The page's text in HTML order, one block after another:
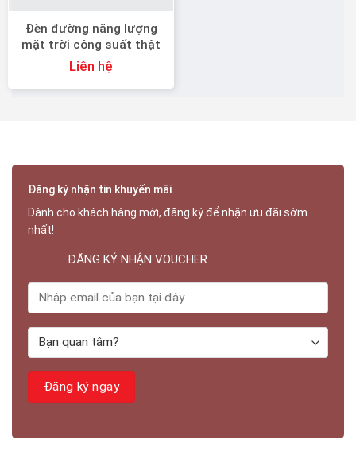
Đèn đường năng lượng
mặt trời công suất thật
60W
Liên hệ
Đăng ký nhận tin khuyến mãi
Dành cho khách hàng mới, đăng ký để nhận ưu đãi sớm
nhất!
ĐĂNG KÝ NHẬN VOUCHER